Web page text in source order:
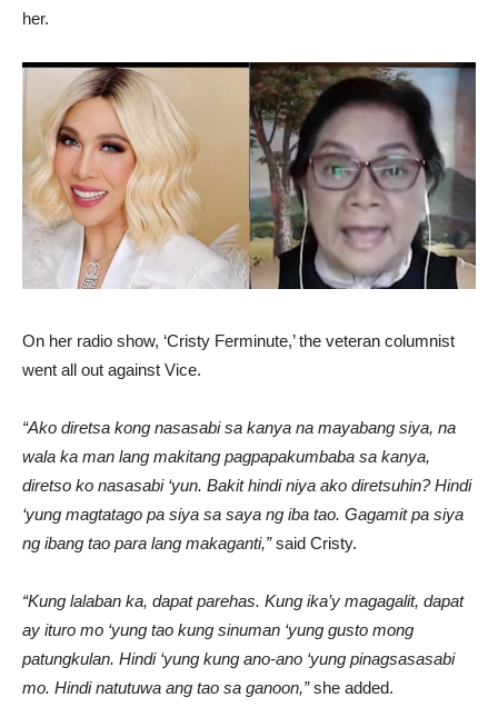
her.
On her radio show, ‘Cristy Ferminute,’ the veteran columnist
went all out against Vice.
“Ako diretsa kong nasasabi sa kanya na mayabang siya, na
wala ka man lang makitang pagpapakumbaba sa kanya,
diretso ko nasasabi ‘yun. Bakit hindi niya ako diretsuhin? Hindi
‘yung magtatago pa siya sa saya ng iba tao. Gagamit pa siya
ng ibang tao para lang makaganti,”said Cristy.
“Kung lalaban ka, dapat parehas. Kung ika’y magagalit, dapat
ay ituro mo ‘yung tao kung sinuman ‘yung gusto mong
patungkulan. Hindi ‘yung kung ano-ano ‘yung pinagsasasabi
mo. Hindi natutuwa ang tao sa ganoon,”she added.